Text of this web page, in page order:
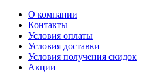
О компании
Контакты
Условия оплаты
Условия доставки
Условия получения скидок
Акции